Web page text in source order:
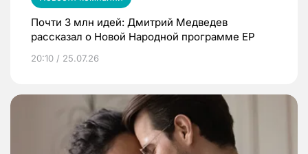
Почти 3 млн идей: Дмитрий Медведев
рассказал о Новой Народной программе ЕР
20:10 / 25.07.26